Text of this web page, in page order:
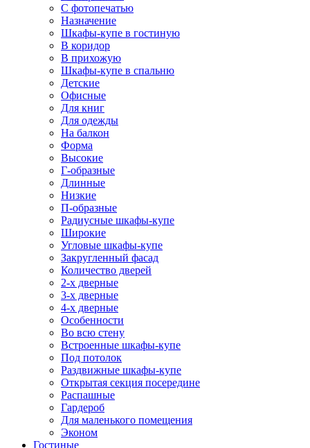
С фотопечатью
Назначение
Шкафы-купе в гостиную
В коридор
В прихожую
Шкафы-купе в спальню
Детские
Офисные
Для книг
Для одежды
На балкон
Форма
Высокие
Г-образные
Длинные
Низкие
П-образные
Радиусные шкафы-купе
Широкие
Угловые шкафы-купе
Закругленный фасад
Количество дверей
2-х дверные
3-х дверные
4-х дверные
Особенности
Во всю стену
Встроенные шкафы-купе
Под потолок
Раздвижные шкафы-купе
Открытая секция посередине
Распашные
Гардероб
Для маленького помещения
Эконом
Гостиные